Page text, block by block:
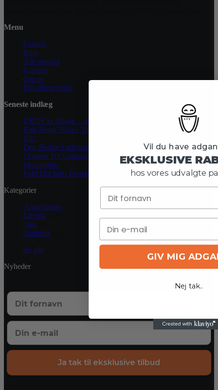
Menu
Forside
Blog
Alle artikler
Kontakt
Om os
Privatlivspolitik
Seneste indlæg
URGE er tilbage – og det er ikke en øvelse!
Køb Brugt Tesla i 2025: Er Det Bedste Valg Leasing eller Ny
Bil?
Den Bedste Ladeløsning til Din Tesla i Danmark
Optimer Dit Gaming Setup Med Gooshpads: Premium
Musemåtter
Fold Dig Ind i Fremtiden med Samsung Galaxy Z Flip 5
Kategorier
Anmeldelser
Læring
Tips
Toplister
Se alle
Nyheder
Ja tak til eksklusive tilbud
Vil du have
EKSKLUSIVE
hos vores udvalgte
GIV MIG
Nej tak..